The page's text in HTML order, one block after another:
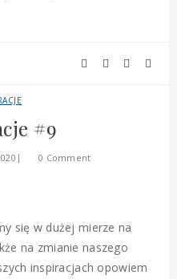
#9
0 Comment
się w dużej mierze na
na zmianie naszego
inspiracjach opowiem